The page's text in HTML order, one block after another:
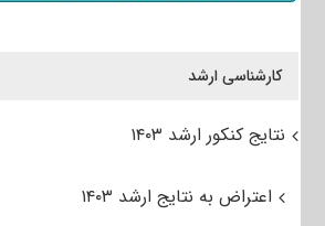
کارشناسی ارشد
نتایج کنکور ارشد ۱۴۰۳
اعتراض به نتایج ارشد ۱۴۰۳